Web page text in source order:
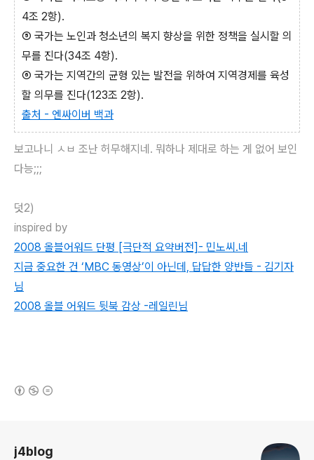
4조 2항).
⑤ 국가는 노인과 청소년의 복지 향상을 위한 정책을 실시할 의
무를 진다(34조 4항).
⑥ 국가는 지역간의 균형 있는 발전을 위하여 지역경제를 육성
할 의무를 진다(123조 2항).
출처 - 엔싸이버 백과
보고나니 ㅅㅂ 조난 허무해지네. 뭐하나 제대로 하는 게 없어 보인
다능;;;
덧2)
inspired by
2008 올블어워드 단평 [극단적 요약버전]- 민노씨.네
지금 중요한 건 ‘MBC 동영상’이 아닌데, 답답한 양반들 - 김기자
님
2008 올블 어워드 뒷북 감상 -레일린님
j4blog